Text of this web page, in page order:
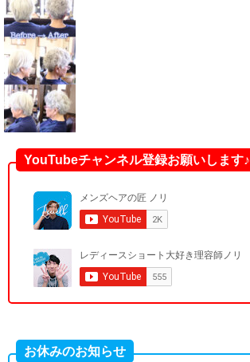
YouTubeチャンネル登録お願いします♪
お休みのお知らせ